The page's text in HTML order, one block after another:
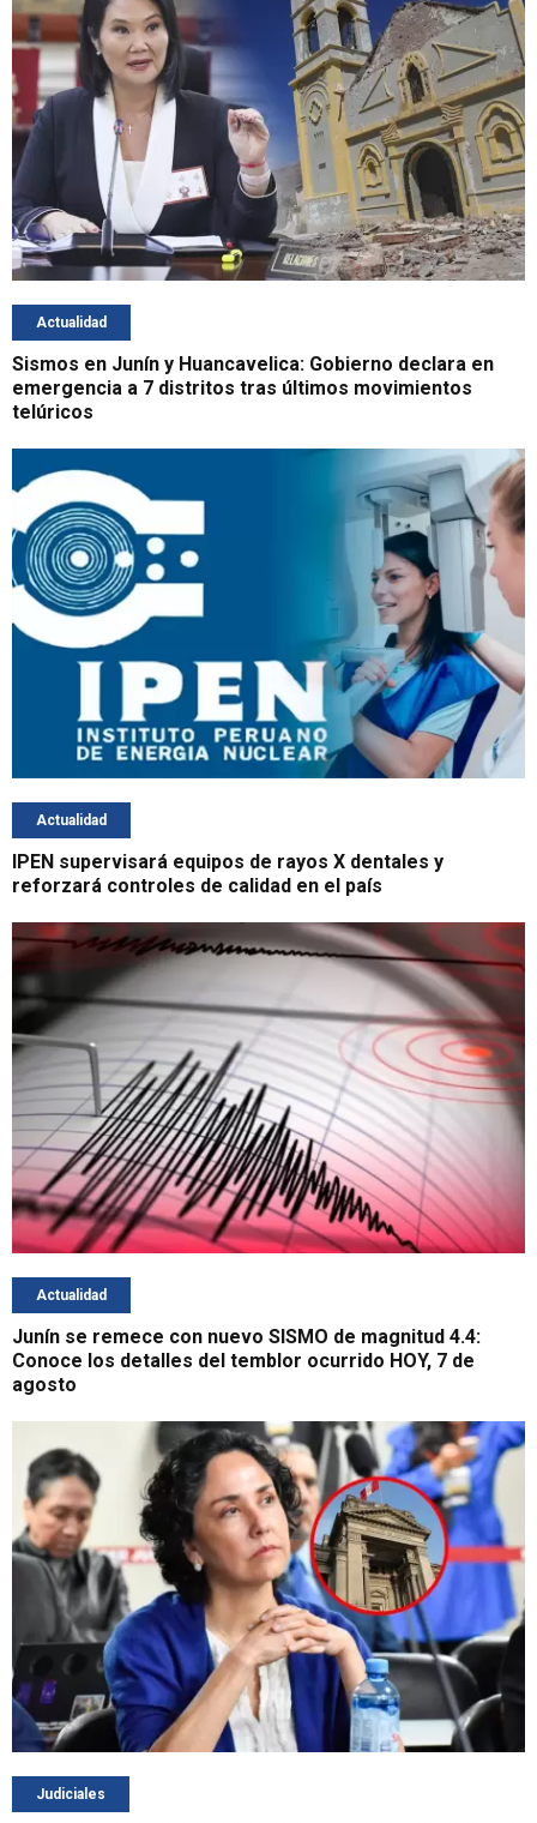
Actualidad
Sismos en Junín y Huancavelica: Gobierno declara en
emergencia a 7 distritos tras últimos movimientos
telúricos
Actualidad
IPEN supervisará equipos de rayos X dentales y
reforzará controles de calidad en el país
Actualidad
Junín se remece con nuevo SISMO de magnitud 4.4:
Conoce los detalles del temblor ocurrido HOY, 7 de
agosto
Judiciales